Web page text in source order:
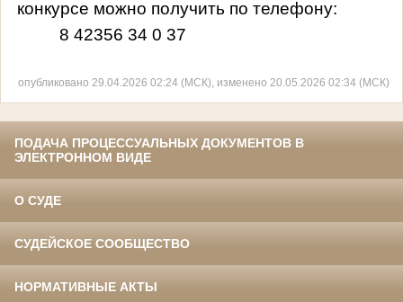
конкурсе можно получить по телефону:
8 42356 34 0 37
опубликовано 29.04.2026 02:24 (МСК), изменено 20.05.2026 02:34 (МСК)
ПОДАЧА ПРОЦЕССУАЛЬНЫХ ДОКУМЕНТОВ В
ЭЛЕКТРОННОМ ВИДЕ
О СУДЕ
СУДЕЙСКОЕ СООБЩЕСТВО
НОРМАТИВНЫЕ АКТЫ